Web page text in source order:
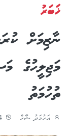
ޚަބަރު
ނާޒިމަށް
މަޖިލީހުގެ
ތުހުމަތު
އަހުމަދު ޝާހް